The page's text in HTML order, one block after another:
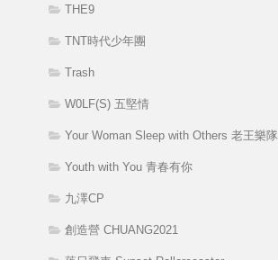
THE9
TNT時代少年團
Trash
W0LF(S) 五堅情
Your Woman Sleep with Others 老王樂隊
Youth with You 青春有你
九澤CP
創造營 CHUANG2021